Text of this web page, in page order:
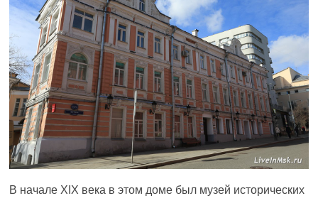
В начале XIX века в этом доме был музей исторических